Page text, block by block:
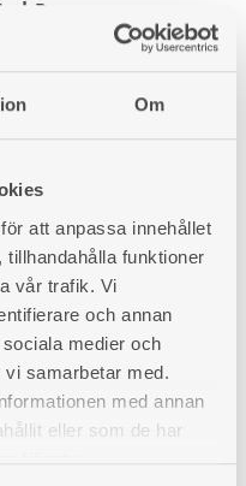
Om
att anpassa innehållet
funktioner
vår trafik. Vi
och annan
medier och
samarbetar med.
med annan
eller som de har
cm at the top. Height 27 cm.
handles.
ADDING
TO
ADDED
TO